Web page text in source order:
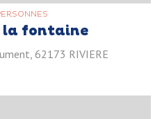
la fontaine
62173 RIVIERE